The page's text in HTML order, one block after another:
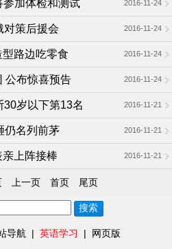
2016-11-24
参加体检和测试
2016-11-24
对策后援会
2016-11-24
路边吃零食
2016-11-24
公布惊喜预告
2016-11-21
30岁以下第13名
2016-11-21
仍名列前茅
2016-11-21
上阵接棒
上一页 首页 尾页
导航 | 英语学习 | 网页版